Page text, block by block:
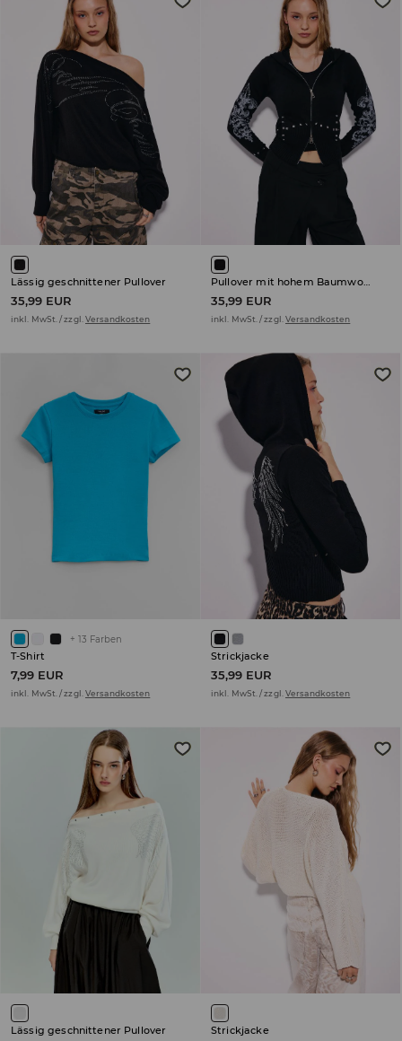
Lässig geschnittener Pullover
35,99 EUR
inkl. MwSt. / zzgl.Versandkosten
Pullover mit hohem Baumwollanteil
35,99 EUR
inkl. MwSt. / zzgl.Versandkosten
+ 13 Farben
T-Shirt
7,99 EUR
inkl. MwSt. / zzgl. Versandkosten
Strickjacke
35,99 EUR
inkl. MwSt. / zzgl. Versandkosten
Lässig geschnittener Pullover Strickjacke